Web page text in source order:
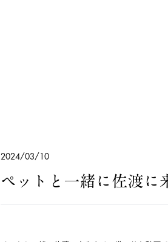
2024/03/10
ペットと一緒に佐渡に